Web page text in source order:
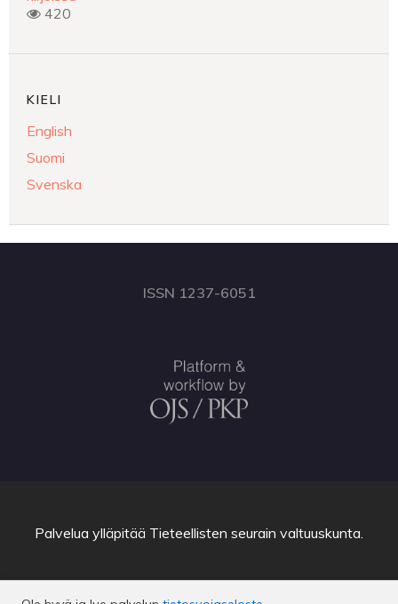
420
KIELI
English
Suomi
Svenska
ISSN 1237-6051
Palvelua ylläpitää Tieteellisten seurain valtuuskunta